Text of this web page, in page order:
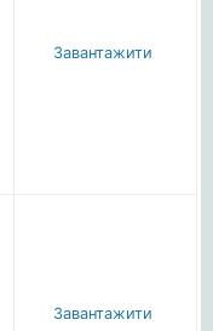
Завантажити
Завантажити